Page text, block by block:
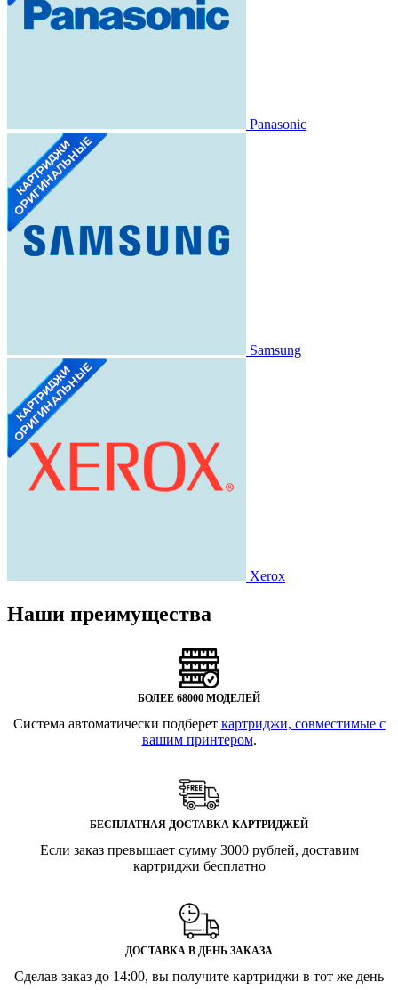
Panasonic
Samsung
Xerox
Наши преимущества
БОЛЕЕ 68000 МОДЕЛЕЙ
Система автоматически подберет картриджи, совместимые с
вашим принтером.
БЕСПЛАТНАЯ ДОСТАВКА КАРТРИДЖЕЙ
Если заказ превышает сумму 3000 рублей, доставим
картриджи бесплатно
ДОСТАВКА В ДЕНЬ ЗАКАЗА
Сделав заказ до 14:00, вы получите картриджи в тот же день